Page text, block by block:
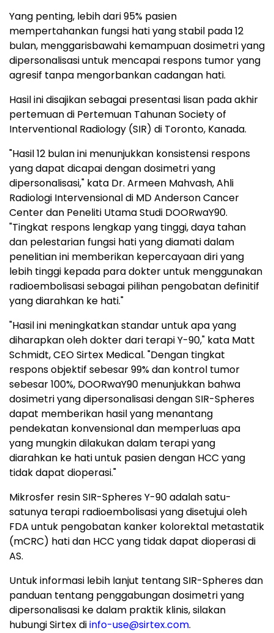
Yang penting, lebih dari 95% pasien
mempertahankan fungsi hati yang stabil pada 12
bulan, menggarisbawahi kemampuan dosimetri yang
dipersonalisasi untuk mencapai respons tumor yang
agresif tanpa mengorbankan cadangan hati.
Hasil ini disajikan sebagai presentasi lisan pada akhir
pertemuan di Pertemuan Tahunan Society of
Interventional Radiology (SIR) di Toronto, Kanada.
"Hasil 12 bulan ini menunjukkan konsistensi respons
yang dapat dicapai dengan dosimetri yang
dipersonalisasi," kata Dr. Armeen Mahvash, Ahli
Radiologi Intervensional di MD Anderson Cancer
Center dan Peneliti Utama Studi DOORwaY90.
"Tingkat respons lengkap yang tinggi, daya tahan
dan pelestarian fungsi hati yang diamati dalam
penelitian ini memberikan kepercayaan diri yang
lebih tinggi kepada para dokter untuk menggunakan
radioembolisasi sebagai pilihan pengobatan definitif
yang diarahkan ke hati."
"Hasil ini meningkatkan standar untuk apa yang
diharapkan oleh dokter dari terapi Y-90," kata Matt
Schmidt, CEO Sirtex Medical. "Dengan tingkat
respons objektif sebesar 99% dan kontrol tumor
sebesar 100%, DOORwaY90 menunjukkan bahwa
dosimetri yang dipersonalisasi dengan SIR-Spheres
dapat memberikan hasil yang menantang
pendekatan konvensional dan memperluas apa
yang mungkin dilakukan dalam terapi yang
diarahkan ke hati untuk pasien dengan HCC yang
tidak dapat dioperasi."
Mikrosfer resin SIR-Spheres Y-90 adalah satu-
satunya terapi radioembolisasi yang disetujui oleh
FDA untuk pengobatan kanker kolorektal metastatik
(mCRC) hati dan HCC yang tidak dapat dioperasi di
AS.
Untuk informasi lebih lanjut tentang SIR-Spheres dan
panduan tentang penggabungan dosimetri yang
dipersonalisasi ke dalam praktik klinis, silakan
hubungi Sirtex diinfo-use@sirtex.com.